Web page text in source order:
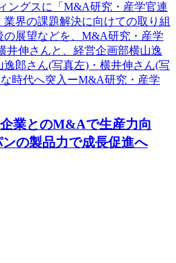
ングスに「M&A研究・産学官連
界の課題解決に向けての取り組
展望などを、M&A研究・産学
井伸さんと、経営企画部横山逸
郎さん(写真左)・横井伸さん(写
時代へ突入ーM&A研究・産学
業とのM&Aで生産力向
の製品力で成長促進へ